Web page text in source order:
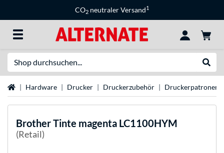
CO2 neutraler Versand1
StartseiteHardware Drucker Druckerzubehör Druckerpatronen
BrotherTinte magenta LC1100HYM
(Retail)